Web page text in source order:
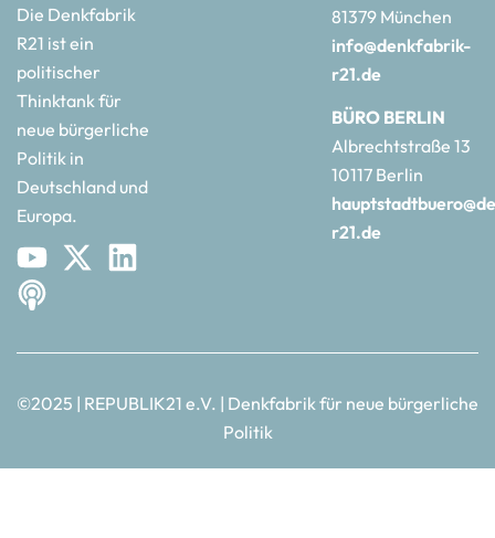
Die Denkfabrik
R21 ist ein
politischer
Thinktank für
neue bürgerliche
Politik in
Deutschland und
Europa.
81379 München
info@denkfabrik-
r21.de
BÜRO BERLIN
Albrechtstraße 13
10117 Berlin
r21.de
©2025 | REPUBLIK21 e.V. | Denkfabrik für neue bürgerliche
Politik